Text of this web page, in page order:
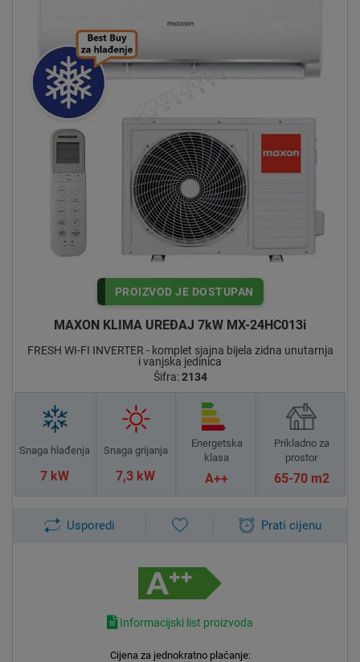
PROIZVOD JE DOSTUPAN
MAXON KLIMA UREĐAJ 7kW MX-24HC013i
FRESH WI-FI INVERTER - komplet sjajna bijela zidna unutarnja
i vanjska jedinica
Šifra:2134
Snaga hlađenja
7 kW
Snaga grijanja
7,3 kW
Energetska
klasa
A++
Prikladno za
prostor
65-70 m2
Usporedi Prati cijenu
Informacijski list proizvoda
Cijena za jednokratno plaćanje: